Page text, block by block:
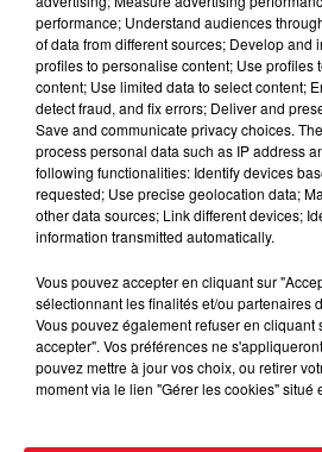
5 BRAQUO (D4) :A souvent
de ses derniéres sorties. C'est
raser les murs et finir en
se passe bien, il peut
********
FIL D'ACTUS
performance; Understand audiences
of data from different sources; Develop and
profiles to personalise content; Use profiles
content; Use limited data to select content;
detect fraud, and fix errors; Deliver and
Save and communicate privacy choices.
process personal data such as IP address
following functionalities: Identify devices
requested; Use precise geolocation data;
other data sources; Link different devices;
information transmitted automatically.
Vous pouvez accepter en cliquant sur
sélectionnant les finalités et/ou partenaires
Vous pouvez également refuser en cliquant
accepter". Vos préférences ne
pouvez mettre à jour vos choix, ou retirer
moment via le lien "Gérer les cookies" situé